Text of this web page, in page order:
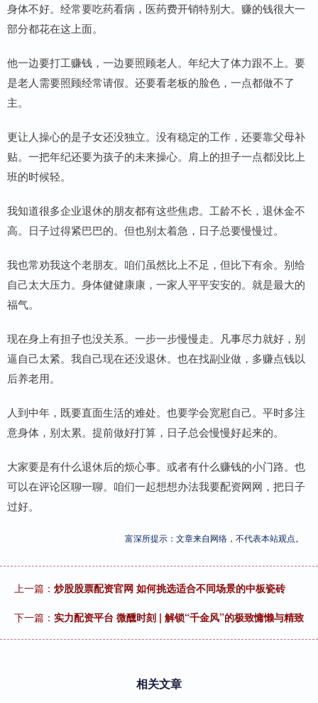
身体不好。经常要吃药看病，医药费开销特别大。赚的钱很大一
部分都花在这上面。
他一边要打工赚钱，一边要照顾老人。年纪大了体力跟不上。要
是老人需要照顾经常请假。还要看老板的脸色，一点都做不了
主。
更让人操心的是子女还没独立。没有稳定的工作，还要靠父母补
贴。一把年纪还要为孩子的未来操心。肩上的担子一点都没比上
班的时候轻。
我知道很多企业退休的朋友都有这些焦虑。工龄不长，退休金不
高。日子过得紧巴巴的。但也别太着急，日子总要慢慢过。
我也常劝我这个老朋友。咱们虽然比上不足，但比下有余。别给
自己太大压力。身体健健康康，一家人平平安安的。就是最大的
福气。
现在身上有担子也没关系。一步一步慢慢走。凡事尽力就好，别
逼自己太紧。我自己现在还没退休。也在找副业做，多赚点钱以
后养老用。
人到中年，既要直面生活的难处。也要学会宽慰自己。平时多注
意身体，别太累。提前做好打算，日子总会慢慢好起来的。
大家要是有什么退休后的烦心事。或者有什么赚钱的小门路。也
可以在评论区聊一聊。咱们一起想想办法我要配资网网，把日子
过好。
富深所提示：文章来自网络，不代表本站观点。
上一篇： 炒股股票配资官网 如何挑选适合不同场景的中板瓷砖
下一篇： 实力配资平台 微醺时刻 | 解锁“千金风”的极致慵懒与精致
相关文章